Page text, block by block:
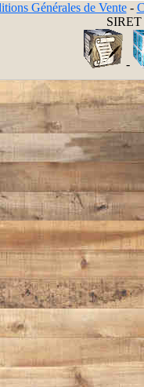
Générales de Vente-
SIRET
-